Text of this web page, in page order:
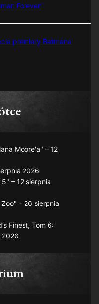
Forever”
premiery Batmana
Moore'a" – 12
2026
– 12 sierpnia
– 26 sierpnia
Finest, Tom 6:
2026